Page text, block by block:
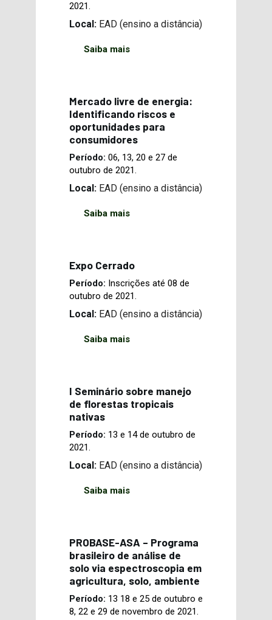
2021.
Local: EAD (ensino a distância)
Saiba mais
Mercado livre de energia:
Identificando riscos e
oportunidades para
consumidores
Período: 06, 13, 20 e 27 de
outubro de 2021.
Local: EAD (ensino a distância)
Saiba mais
Expo Cerrado
Período: Inscrições até 08 de
outubro de 2021.
Local: EAD (ensino a distância)
Saiba mais
I Seminário sobre manejo
de florestas tropicais
nativas
Período: 13 e 14 de outubro de
2021.
Local: EAD (ensino a distância)
Saiba mais
PROBASE-ASA – Programa
brasileiro de análise de
solo via espectroscopia em
agricultura, solo, ambiente
Período: 13 18 e 25 de outubro e
8, 22 e 29 de novembro de 2021.